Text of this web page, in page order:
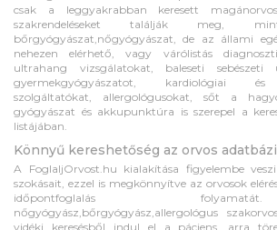
csak a leggyakrabban keresett
szakrendeléseket találják meg,
bőrgyógyászat,nőgyógyászat, de az állami
nehezen elérhető, vagy várólistás
ultrahang vizsgálatokat, baleseti sebészeti
gyermekgyógyászatot, kardiológiai és
szolgáltatókat, allergológusokat, sőt a
gyógyászat és akkupunktúra is szerepel a
listájában.
Könnyű kereshetőség az orvos
A FoglaljOrvost.hu kialakítása figyelembe
szokásait, ezzel is megkönnyítve az orvosok
időpontfoglalás
nőgyógyász,bőrgyógyász,allergológus
vidéki keresésből indul el a páciens, arra